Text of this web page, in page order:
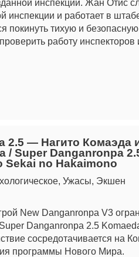
инспекции. Жан Отис
инспекции и работает в
покинуть тихую и
работу
2.5 — Нагито Комаэда
/ Super Danganronpa
Sekai no Hakaimono
Ужасы, Экшен
New Danganronpa V3
Danganronpa 2.5
сосредотачивается на
программы Нового Мира.